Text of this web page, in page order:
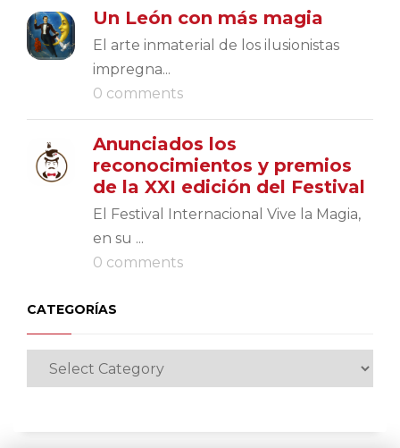
Un León con más magia
El arte inmaterial de los ilusionistas
impregna...
0 comments
Anunciados los
reconocimientos y premios
de la XXI edición del Festival
El Festival Internacional Vive la Magia,
en su ...
0 comments
CATEGORÍAS